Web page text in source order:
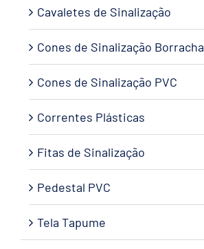
Cavaletes de Sinalização
Cones de Sinalização Borracha
Cones de Sinalização PVC
Correntes Plásticas
Fitas de Sinalização
Pedestal PVC
Tela Tapume